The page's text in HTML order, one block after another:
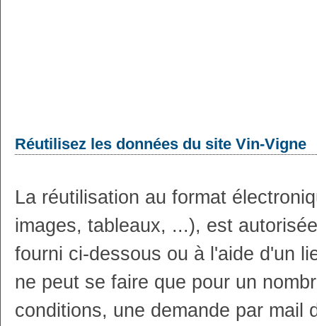
Réutilisez les données du site Vin-Vigne
La réutilisation au format
images, tableaux, ...), est
fourni ci-dessous ou à l'aide d'un
ne peut se faire que pour un
conditions, une demande par mail